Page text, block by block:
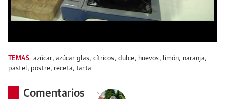
TEMAS azúcar, azúcar glas, cítricos, dulce, huevos, limón, naranja,
pastel, postre, receta,tarta
Comentarios